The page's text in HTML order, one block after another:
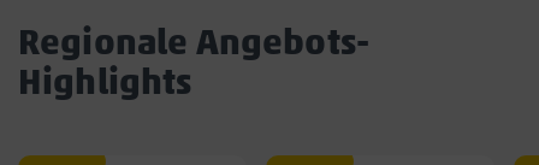
Regionale Angebots-
Highlights